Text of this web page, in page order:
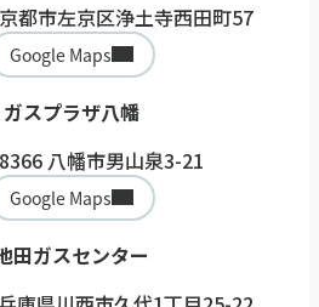
都市左京区浄土寺西田町57
Google Maps
ガスプラザ八幡
八幡市男山泉3-21
Google Maps
田ガスセンター